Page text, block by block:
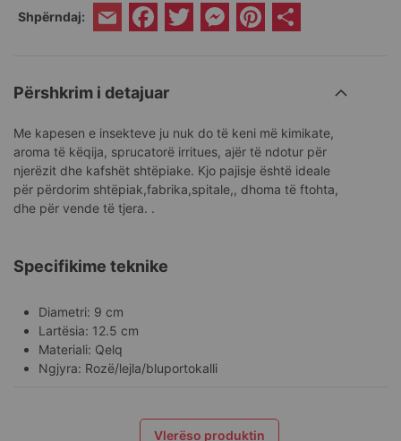
Shpërndaj: Email Facebook
Twitter Messenger
Pinterest
Përshkrim i detajuar
Me kapesen e insekteve ju nuk do të keni më kimikate,
aroma të këqija, sprucatorë irritues, ajër të ndotur për
njerëzit dhe kafshët shtëpiake. Kjo pajisje është ideale
për përdorim shtëpiak,fabrika,spitale,, dhoma të ftohta,
dhe për vende të tjera. .
Specifikime teknike
Diametri: 9 cm
Lartësia: 12.5 cm
Materiali: Qelq
Ngjyra: Rozë/lejla/bluportokalli
Vlerëso produktin